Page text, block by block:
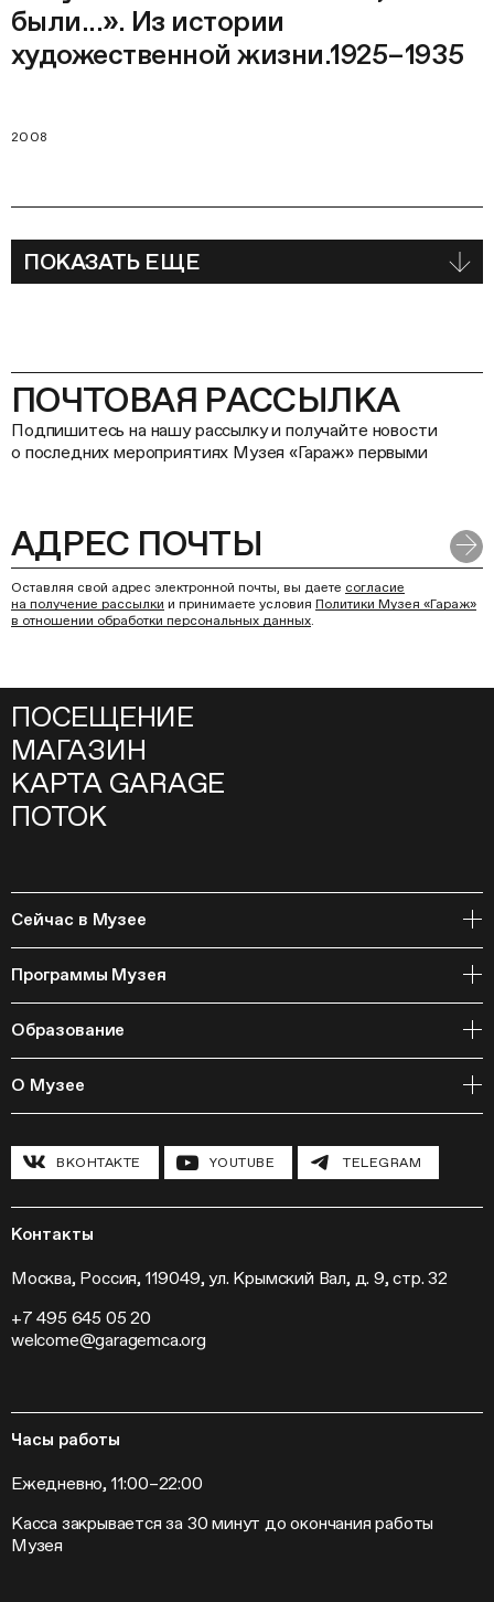
были...». Из истории
художественной жизни.1925–1935
2008
ПОКАЗАТЬ ЕЩЕ
ПОЧТОВАЯ РАССЫЛКА
Подпишитесь на нашу рассылку и получайте новости
о последних мероприятиях Музея «Гараж» первыми
Оставляя свой адрес электронной почты, вы даете согласие
на получение рассылки и принимаете условия Политики Музея «Гараж»
в отношении обработки персональных данных.
ПОСЕЩЕНИЕ
МАГАЗИН
КАРТА GARAGE
ПОТОК
Сейчас в Музее
События
Программы Музея
Библиотека
Издательская программа
Мастерские
Полевые исследования
Инклюзивные программы
Конференции
Программа «Новые медиа»
Кинопрограмма
Выставки
Слет институций современного искусства
Образование
Курсы
Циклы лекций
О Музее
Павильон «Шестигранник»
Хроника Музея «Гараж»
Новости
Пресса
Контакты
ВКОНТАКТЕ YOUTUBE TELEGRAM
Контакты
Москва, Россия, 119049, ул. Крымский Вал, д. 9, стр. 32
+7 495 645 05 20
welcome@garagemca.org
Часы работы
Ежедневно, 11:00–22:00
Касса закрывается за 30 минут до окончания работы
Музея